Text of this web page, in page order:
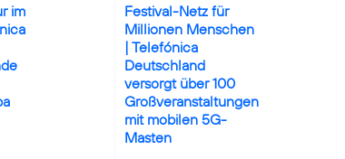
im
Festival-Netz für
Millionen Menschen
| Telefónica
Deutschland
versorgt über 100
Großveranstaltungen
mit mobilen 5G-
Masten